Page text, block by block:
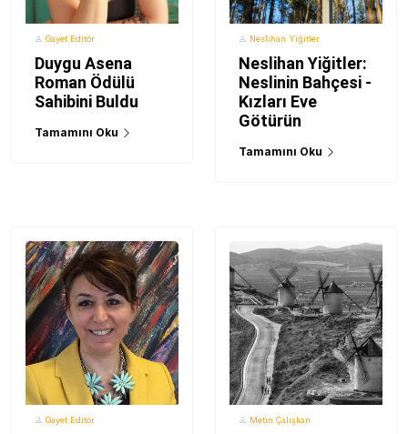
Gayet Editör
Duygu Asena
Roman Ödülü
Sahibini Buldu
Tamamını Oku
Neslihan Yiğitler
Neslihan Yiğitler:
Neslinin Bahçesi -
Kızları Eve
Götürün
Tamamını Oku
Gayet Editör Metin Çalışkan